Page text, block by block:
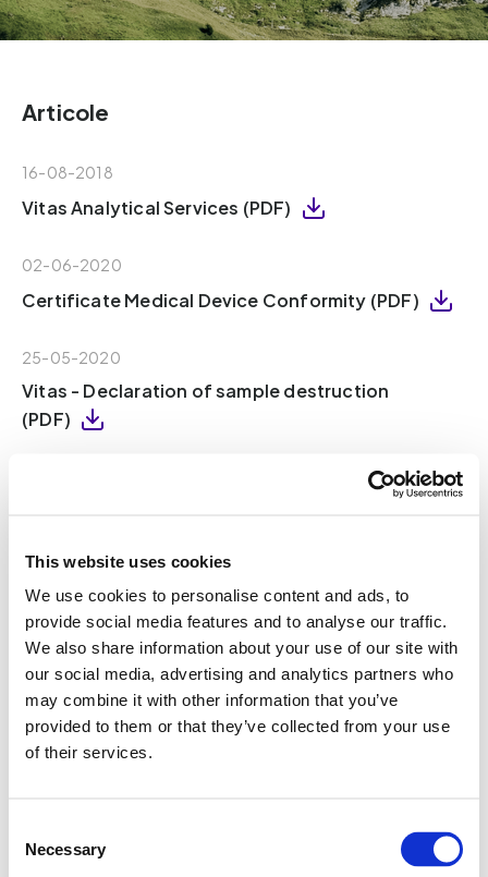
This website uses cookies
We use cookies to personalise content and ads, to
provide social media features and to analyse our traffic.
We also share information about your use of our site with
our social media, advertising and analytics partners who
may combine it with other information that you’ve
provided to them or that they’ve collected from your use
of their services.
Selection
Necessary
Articole
16-08-2018
Vitas Analytical Services (PDF)
02-06-2020
Certificate Medical Device Conformity (PDF)
25-05-2020
Vitas - Declaration of sample destruction
(PDF)
18-10-2021
Fișa tehnică a produsului Vitamin D Test (PDF)
Fișă de produs pentru ZinoShine+ (PDF)